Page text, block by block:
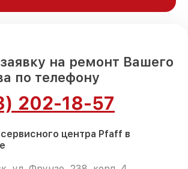
на ремонт Вашего
по телефону
202-18-57
центра Pfaff в